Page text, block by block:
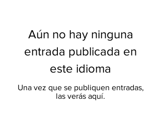
Aún no hay ninguna
entrada publicada en
este idioma
Una vez que se publiquen entradas,
las verás aquí.